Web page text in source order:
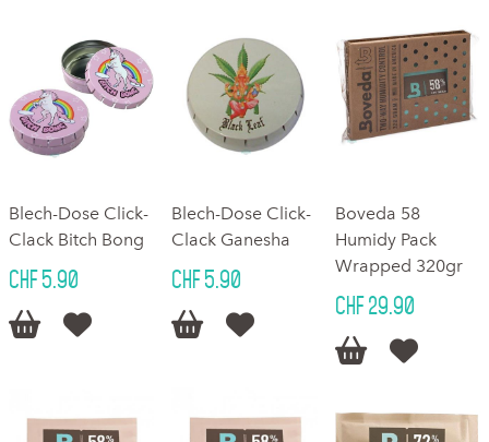
Blech-Dose Click-
Clack Bitch Bong
CHF 5.90
 
Blech-Dose Click-
Clack Ganesha
CHF 5.90
 
Boveda 58
Humidy Pack
Wrapped 320gr
CHF 29.90
 